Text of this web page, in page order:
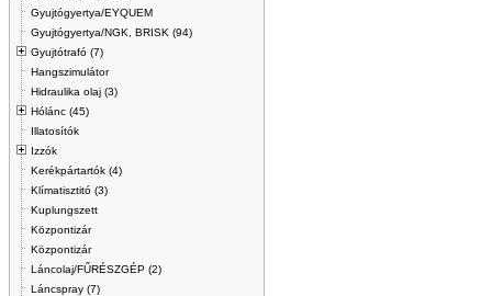
Gyujtógyertya/EYQUEM
Gyujtógyertya/NGK, BRISK (94)
Gyujtótrafó (7)
Hangszimulátor
Hidraulika olaj (3)
Hólánc (45)
Illatosítók
Izzók
Kerékpártartók (4)
Klímatisztitó (3)
Kuplungszett
Központizár
Központizár
Láncolaj/FŰRÉSZGÉP (2)
Láncspray (7)